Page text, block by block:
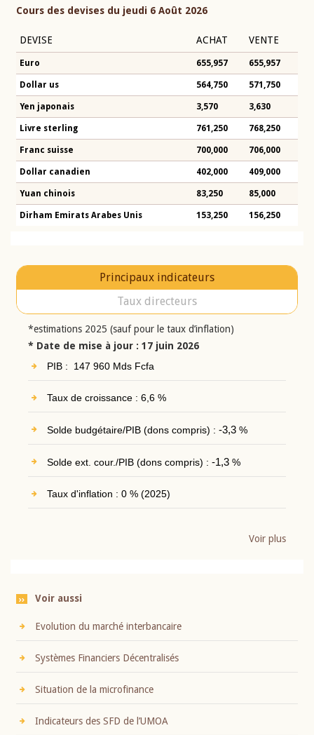
Cours des devises du jeudi 6 Août 2026
DEVISE ACHAT VENTE
Euro 655,957 655,957
Dollar us 564,750 571,750
Yen japonais 3,570 3,630
Livre sterling 761,250 768,250
Franc suisse 700,000 706,000
Dollar canadien 402,000 409,000
Yuan chinois 83,250 85,000
Dirham Emirats Arabes Unis 153,250 156,250
Principaux indicateurs
Taux directeurs
*estimations 2025 (sauf pour le taux d’inflation)
* Date de mise à jour : 17 juin 2026
PIB : 147 960 Mds Fcfa
Taux de croissance : 6,6 %
Solde budgétaire/PIB (dons compris) : -3,3%
Solde ext. cour./PIB (dons compris) : -1,3%
Taux d'inflation : 0 % (2025)
Voir plus
Voir aussi
Evolution du marché interbancaire
Systèmes Financiers Décentralisés
Situation de la microfinance
Indicateurs des SFD de l’UMOA